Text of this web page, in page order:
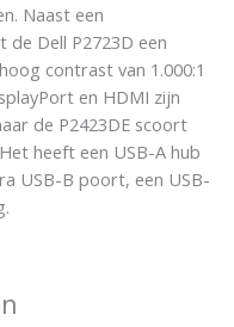
Naast een
de Dell P2723D een
contrast van 1.000:1
en HDMI zijn
de P2423DE scoort
heeft een USB-A hub
USB-B poort, een USB-